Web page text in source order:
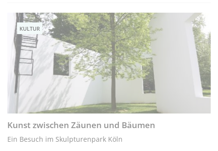
KULTUR
Kunst zwischen Zäunen und Bäumen
Ein Besuch im Skulpturenpark Köln